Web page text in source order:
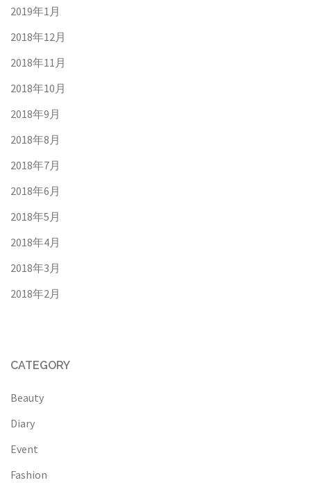
2019年1月
2018年12月
2018年11月
2018年10月
2018年9月
2018年8月
2018年7月
2018年6月
2018年5月
2018年4月
2018年3月
2018年2月
CATEGORY
Beauty
Diary
Event
Fashion